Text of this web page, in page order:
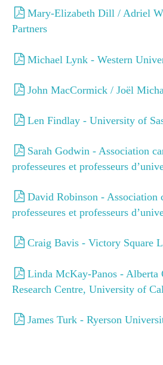
Règlements
Conférences
Conf. Olivieri
Administrateurs
Règlements
Conférences
Faites un don
Conf. Olivieri
Mary-Elizabeth Dill / Adriel
Partners
Michael Lynk - Western
John MacCormick / Joël
Len Findlay - University of
Sarah Godwin - Association
professeures et professeurs
David Robinson - Association
professeures et professeurs
Craig Bavis - Victory Square
Linda McKay-Panos -
Research Centre, University of
James Turk - Ryerson